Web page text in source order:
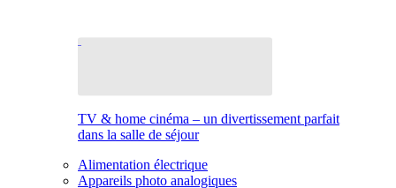
TV & home cinéma – un divertissement parfait
dans la salle de séjour
Alimentation électrique
Appareils photo analogiques